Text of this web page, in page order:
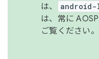
は、
は、常に
ご覧ください。